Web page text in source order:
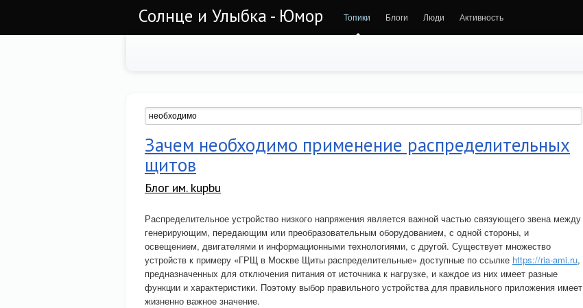
Солнце и Улыбка - Юмор Топики Блоги Люди Активность
Зачем необходимо применение распределительных
щитов
Блог им. kupbu
Распределительное устройство низкого напряжения является важной частью связующего звена между
генерирующим, передающим или преобразовательным оборудованием, с одной стороны, и
освещением, двигателями и информационными технологиями, с другой. Существует множество
устройств к примеру «ГРЩ в Москве Щиты распределительные» доступные по ссылке https://ria-ami.ru,
предназначенных для отключения питания от источника к нагрузке, и каждое из них имеет разные
функции и характеристики. Поэтому выбор правильного устройства для правильного приложения имеет
жизненно важное значение.